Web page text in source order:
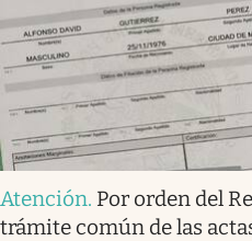
Atención. Por orden del
trámite común de las